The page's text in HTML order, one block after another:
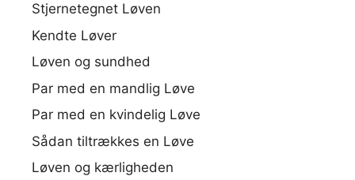
Stjernetegnet Løven
Kendte Løver
Løven og sundhed
Par med en mandlig Løve
Par med en kvindelig Løve
Sådan tiltrækkes en Løve
Løven og kærligheden